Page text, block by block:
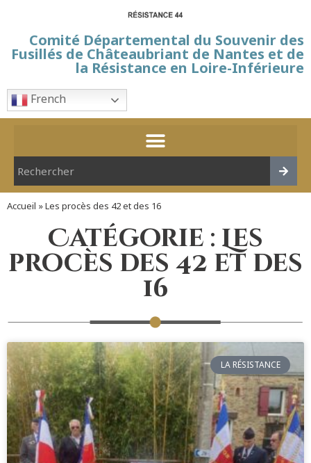
Comité Départemental du Souvenir des
Fusillés de Châteaubriant de Nantes et de
la Résistance en Loire-Inférieure
French
Accueil »Les procès des 42 et des 16
Catégorie : Les
procès des 42 et des
16
LA RÉSISTANCE